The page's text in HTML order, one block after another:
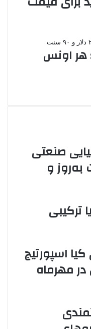
طلا ۹ آذر؛ هر اونس
صنعتی
و
اسپورتیج
مهرماه